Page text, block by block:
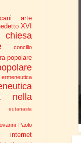
arte
XVI
chiesa
concilio
popolare
ermeneutica
nella
eutanasia
Paolo
internet